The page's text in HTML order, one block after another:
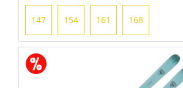
147 154 161 168